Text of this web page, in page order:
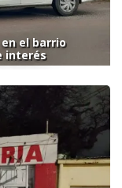
el barrio
interés